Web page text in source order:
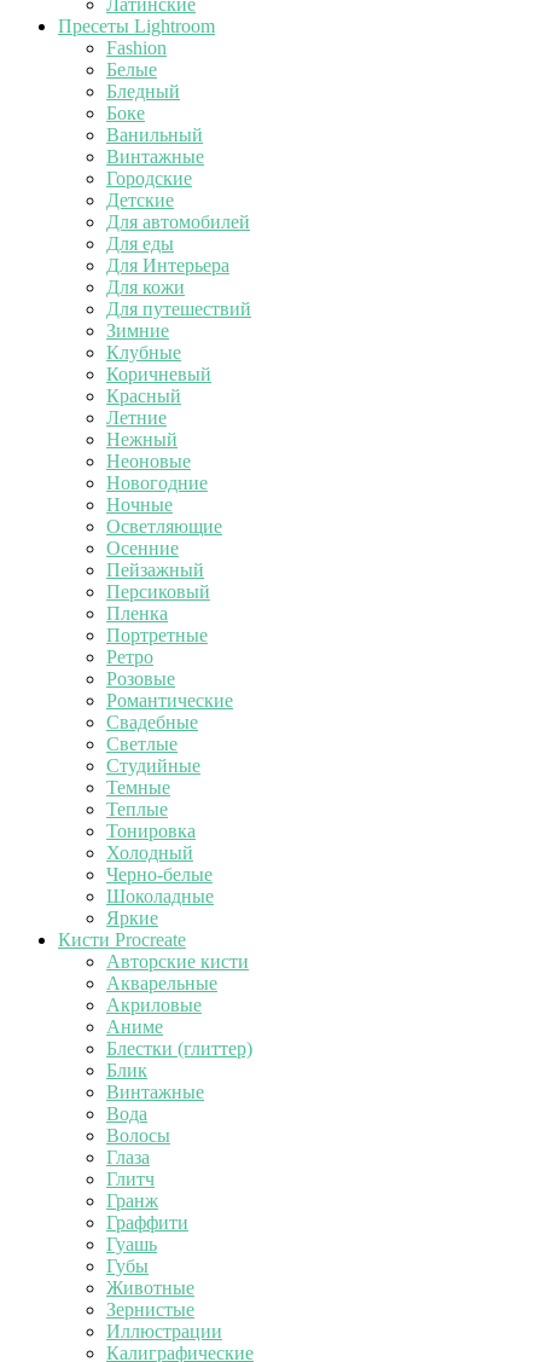
Латинские
Пресеты Lightroom
Fashion
Белые
Бледный
Боке
Ванильный
Винтажные
Городские
Детские
Для автомобилей
Для еды
Для Интерьера
Для кожи
Для путешествий
Зимние
Клубные
Коричневый
Красный
Летние
Нежный
Неоновые
Новогодние
Ночные
Осветляющие
Осенние
Пейзажный
Персиковый
Пленка
Портретные
Ретро
Розовые
Романтические
Свадебные
Светлые
Студийные
Темные
Теплые
Тонировка
Холодный
Черно-белые
Шоколадные
Яркие
Кисти Procreate
Авторские кисти
Акварельные
Акриловые
Аниме
Блестки (глиттер)
Блик
Винтажные
Вода
Волосы
Глаза
Глитч
Гранж
Граффити
Гуашь
Губы
Животные
Зернистые
Иллюстрации
Калиграфические